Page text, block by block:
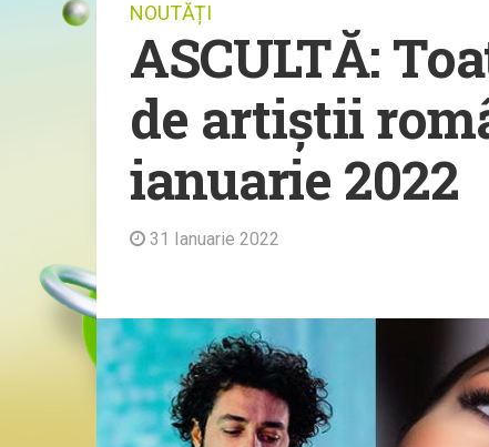
NOUTĂȚI
ASCULTĂ:
de artiștii
ianuarie 2022
31 Ianuarie 2022